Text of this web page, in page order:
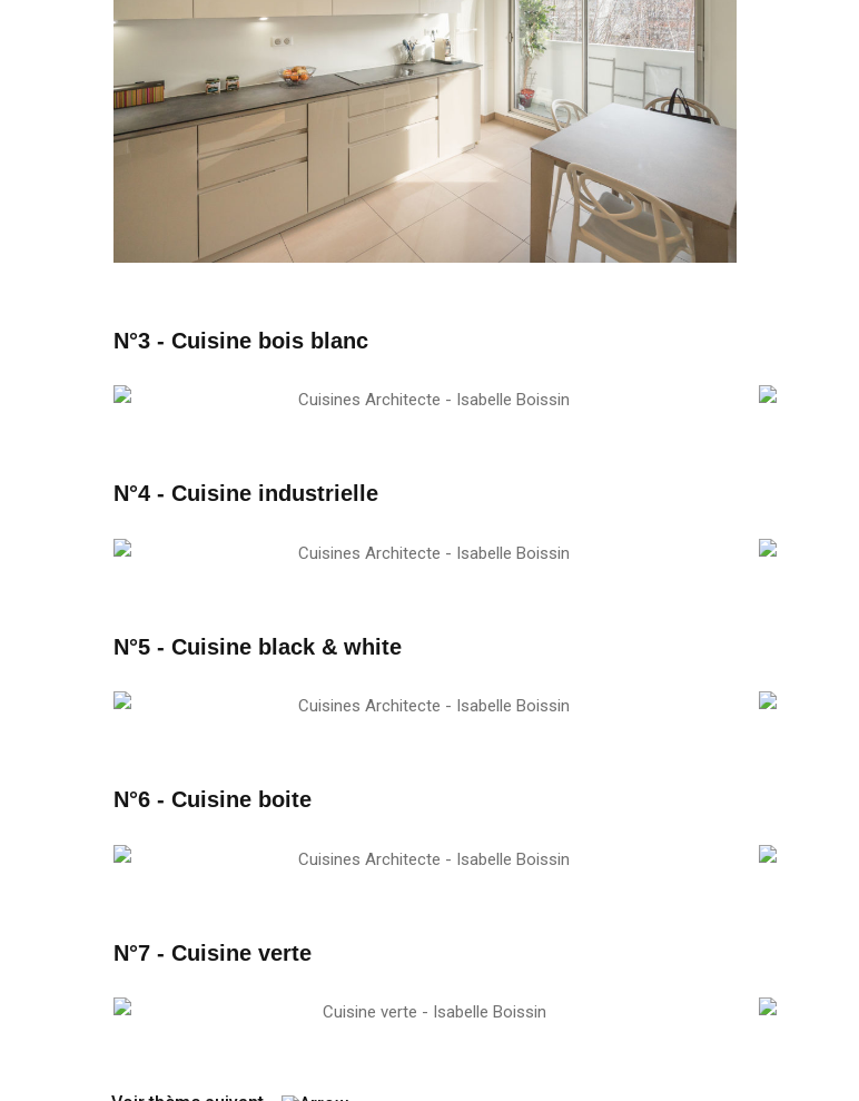
N°3 - Cuisine bois blanc
N°4 - Cuisine industrielle
N°5 - Cuisine black & white
N°6 - Cuisine boite
N°7 - Cuisine verte